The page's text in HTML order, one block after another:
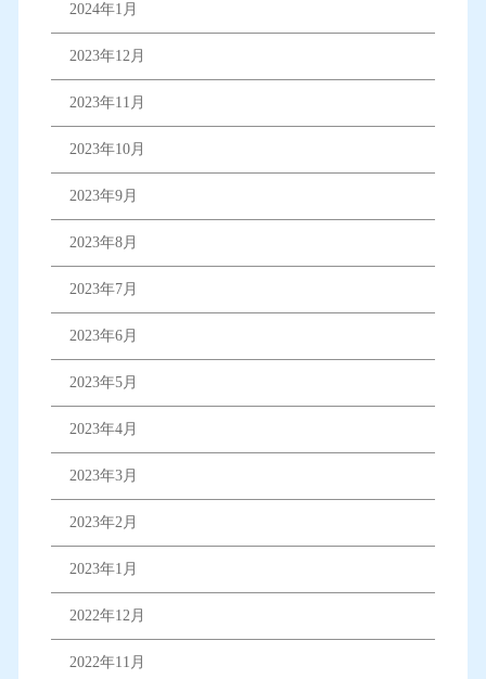
2024年1月
2023年12月
2023年11月
2023年10月
2023年9月
2023年8月
2023年7月
2023年6月
2023年5月
2023年4月
2023年3月
2023年2月
2023年1月
2022年12月
2022年11月